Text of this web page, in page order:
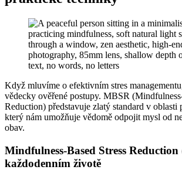
Když mluvíme o efektivním stres
vědecky ověřené postupy. MBSR
Reduction) představuje zlatý standard v oblasti
který nám umožňuje vědomě odpojit mysl od
obav.
Mindfulness-Based Stress
každodenním životě